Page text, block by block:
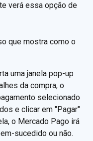
verá essa opção de
que mostra como o
uma janela pop-up
da compra, o
selecionado
e clicar em "Pagar"
o Mercado Pago irá
sucedido ou não.